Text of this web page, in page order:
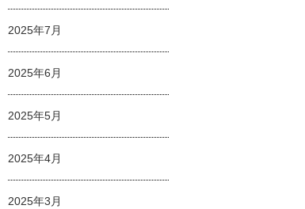
2025年7月
2025年6月
2025年5月
2025年4月
2025年3月